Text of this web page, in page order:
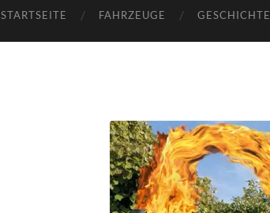
STARTSEITE FAHRZEUGE GESCHICHTE